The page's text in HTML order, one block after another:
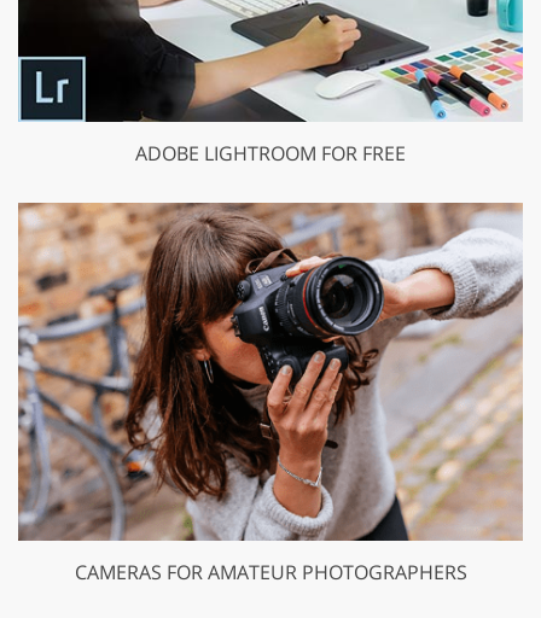
ADOBE LIGHTROOM FOR FREE
CAMERAS FOR AMATEUR PHOTOGRAPHERS